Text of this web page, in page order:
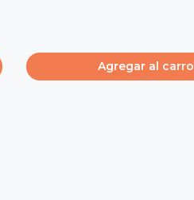
Agregar al carro